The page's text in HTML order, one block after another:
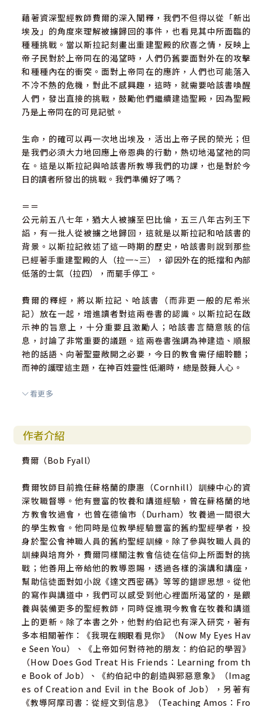
藉著資深聖經教師費爾的深入闡釋，我們不但得以從「新出
埃及」的角度來理解被擄歸回的事件，也看見其中所面臨的
種種挑戰。當以斯拉記刻畫出重建聖殿的欣喜之情，反映上
帝子民對於上帝同在的渴望時，人們仍舊要面對外在的攻擊
和種種內在的衝突。面對上帝同在的應許，人們也可能落入
不冷不熱的危機，對此不感興趣，這時，就需要哈該書喚醒
人們，發出直接的挑戰，鼓勵他們繼續建造聖殿，因為聖殿
乃是上帝同在的可見記號。
生命，的確可以再一次地出埃及，活出上帝子民的榮光；但
是我們必須大力地回應上帝恩典的行動，熱切地渴望祂的同
在。這是以斯拉記與哈該書所教導我們的功課，也是對於今
日的讀者所發出的挑戰。我們準備好了嗎？
＝＝
公元前五八七年，猶大人被擄至巴比倫，五三八年古列王下
詔，有一批人從被擄之地歸回，這就是以斯拉記和哈該書的
背景。以斯拉記敘述了這一時期的歷史，哈該書則說到那些
已經著手重建聖殿的人（拉一~三），卻因外在的抵擋和內部
低落的士氣（拉四），而罷手停工。
費爾的釋經，將以斯拉記、哈該書（而非更一般的尼希米
記）放在一起，增進讀者對這兩卷書的認識。以斯拉記在啟
示神的旨意上，十分重要且激勵人；哈該書言簡意賅的信
息，討論了非常重要的議題。這兩卷書強調為神建造、順服
祂的話語、向著聖靈敞開之必要，今日的教會需仔細聆聽；
而神的護理這主題，在神百姓靈性低潮時，總是鼓舞人心。
費爾是蘇格蘭Cornhill訓練中心的資深導師，過去擔任牧
看更多
作者介紹
費爾（Bob Fyall）
費爾牧師目前擔任蘇格蘭的康惠（Cornhill）訓練中心的資
深牧職督導。他有豐富的牧養和講道經驗，曾在蘇格蘭的地
方教會牧過會，也曾在德倫市（Durham）牧養過一間很大
的學生教會。他同時是位教學經驗豐富的舊約聖經學者，投
身於聖公會神職人員的舊約聖經訓練。除了參與牧職人員的
訓練與培育外，費爾同樣關注教會信徒在信仰上所面對的挑
戰；他善用上帝給他的教導恩賜，透過各樣的演講和講座，
幫助信徒面對如小說《達文西密碼》等等的錯謬思想。從他
的寫作與講道中，我們可以感受到他心裡面所渴望的，是餵
養與裝備更多的聖經教師，同時促進現今教會在牧養和講道
上的更新。除了本書之外，他對約伯記也有深入研究，著有
多本相關著作：《我現在親眼看見你》（Now My Eyes Hav
e Seen You）、《上帝如何對待祂的朋友：約伯記的學習》
（How Does God Treat His Friends：Learning from th
e Book of Job）、《約伯記中的創造與邪惡意象》（Imag
es of Creation and Evil in the Book of Job），另著有
《教導阿摩司書：從經文到信息》（Teaching Amos：Fro